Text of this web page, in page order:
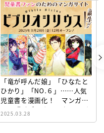
「竜が呼んだ娘」「ひなたと
ひかり」「NO.６」……人気
児童書を漫画化！ マンガサ
イト『ビブリオシリウス』誕
生！
2025.03.28